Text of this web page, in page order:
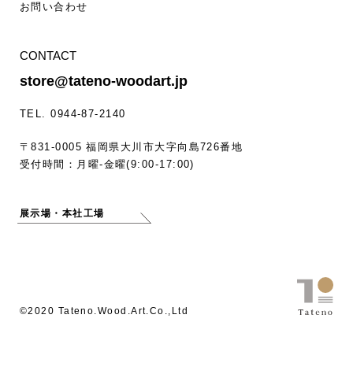
お問い合わせ
CONTACT
store@tateno-woodart.jp
TEL. 0944-87-2140
〒831-0005 福岡県大川市大字向島726番地
受付時間：月曜-金曜(9:00-17:00)
展示場・本社工場
©2020 Tateno.Wood.Art.Co.,Ltd